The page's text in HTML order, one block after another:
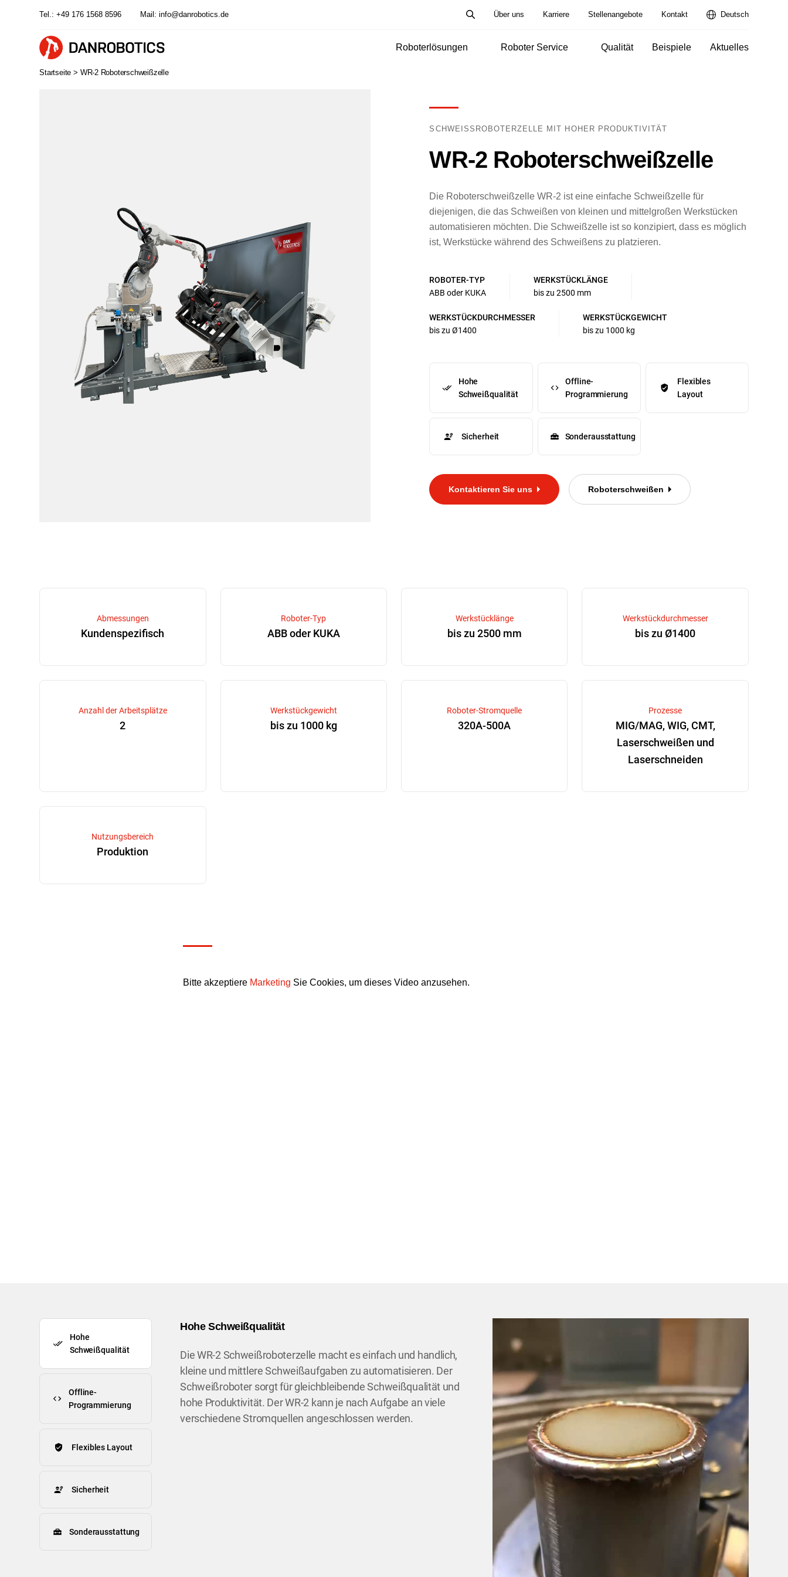
Tel.:+49 176 1568 8596 Mail:info@danrobotics.de Über uns Karriere Stellenangebote Kontakt Deutsch
Roboterlösungen Roboter Service Qualität Beispiele Aktuelles
Startseite > WR-2 Roboterschweißzelle
SCHWEISSROBOTERZELLE MIT HOHER PRODUKTIVITÄT
WR-2 Roboterschweißzelle
Die Roboterschweißzelle WR-2 ist eine einfache Schweißzelle für
diejenigen, die das Schweißen von kleinen und mittelgroßen Werkstücken
automatisieren möchten. Die Schweißzelle ist so konzipiert, dass es möglich
ist, Werkstücke während des Schweißens zu platzieren.
ROBOTER-TYP
ABB oder KUKA
WERKSTÜCKLÄNGE
bis zu 2500 mm
WERKSTÜCKDURCHMESSER
bis zu Ø1400
WERKSTÜCKGEWICHT
bis zu 1000 kg
Hohe
Schweißqualität
Offline-
Programmierung
Flexibles
Layout
Sicherheit Sonderausstattung
Kontaktieren Sie uns Roboterschweißen
Abmessungen
Kundenspezifisch
Roboter-Typ
ABB oder KUKA
Werkstücklänge
bis zu 2500 mm
Werkstückdurchmesser
bis zu Ø1400
Anzahl der Arbeitsplätze
2
Werkstückgewicht
bis zu 1000 kg
Roboter-Stromquelle
320A-500A
Prozesse
MIG/MAG, WIG, CMT,
Laserschweißen und
Laserschneiden
Nutzungsbereich
Produktion
Bitte akzeptiere Marketing Sie Cookies, um dieses Video anzusehen.
Hohe
Schweißqualität
Offline-
Programmierung
Flexibles Layout
Sicherheit
Sonderausstattung
Hohe Schweißqualität
Die WR-2 Schweißroboterzelle macht es einfach und handlich,
kleine und mittlere Schweißaufgaben zu automatisieren. Der
Schweißroboter sorgt für gleichbleibende Schweißqualität und
hohe Produktivität. Der WR-2 kann je nach Aufgabe an viele
verschiedene Stromquellen angeschlossen werden.